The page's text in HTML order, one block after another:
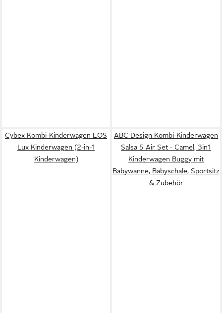
Cybex Kombi-Kinderwagen EOS
Lux Kinderwagen (2-in-1
Kinderwagen)
ABC Design Kombi-Kinderwagen
Salsa 5 Air Set - Camel, 3in1
Kinderwagen Buggy mit
Babywanne, Babyschale, Sportsitz
& Zubehör